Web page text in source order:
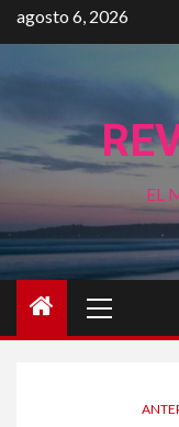
Saltar
al
agosto 6, 2026
EL
principal